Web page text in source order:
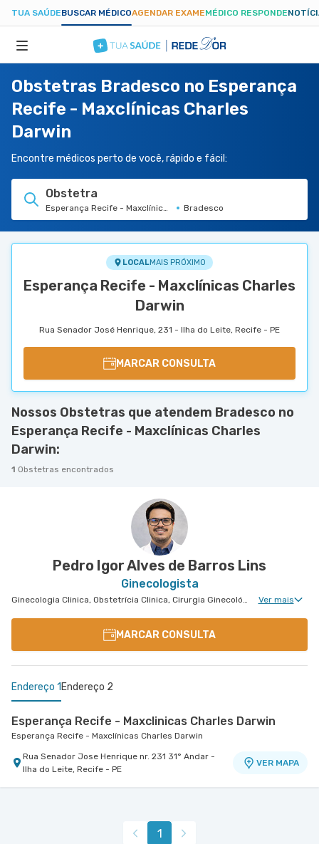
TUA SAÚDEBUSCAR MÉDICOAGENDAR EXAMEMÉDICO RESPONDE
ESPECIALIDADES
HOSPITAIS
TUASAUDE.COM
Obstetras Bradesco no Esperança
Recife - Maxclínicas Charles
Darwin
Encontre médicos perto de você, rápido e fácil:
Obstetra
Esperança Recife - Maxclínicas Charles Darwin
Bradesco
LOCALMAIS PRÓXIMO
Esperança Recife - Maxclínicas Charles
Darwin
Rua Senador José Henrique, 231 - Ilha do Leite, Recife - PE
MARCAR CONSULTA
Nossos Obstetras que atendem Bradesco no
Esperança Recife - Maxclínicas Charles
Darwin:
1 Obstetras encontrados
Pedro Igor Alves de Barros Lins
Ginecologista
Ginecologia Clinica, Obstetrícia Clinica, Cirurgia Ginecológica, Uroginecologia Ver mais
MARCAR CONSULTA
Endereço 1 Endereço 2
Esperança Recife - Maxclinicas Charles Darwin
Esperança Recife - Maxclínicas Charles Darwin
Rua Senador Jose Henrique nr. 231 31° Andar -
Ilha do Leite, Recife - PE
VER MAPA
Maxiclínicas Memorial São José - Unidade Fronteiras
Rua Das Fronteiras nr. 127 Centro Médico I - Boa
1